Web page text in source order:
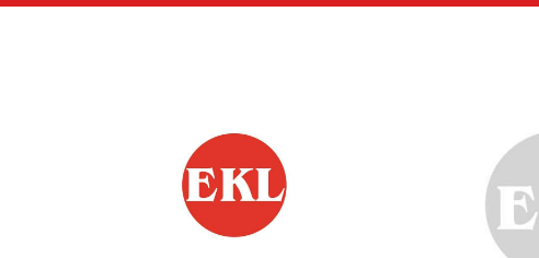
EKL:n Hämeen Piiri ry